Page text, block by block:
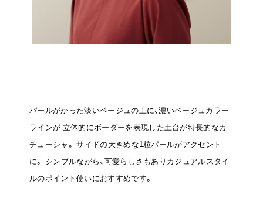
パールがかった淡いベージュの上に、濃いベージュカラー
ラインが 立体的にボーダーを表現した土台が特長的なカ
チューシャ。 サイドの大きめな1粒パールがアクセント
に。 シンプルながら、可愛らしさもありカジュアルスタイ
ルのポイント使いにおすすめです。